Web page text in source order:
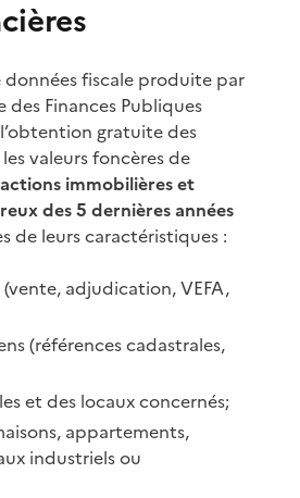
données fiscale produite par
Finances Publiques
gratuite des
valeurs foncères de
immobilières et
des 5 dernières années
de leurs caractéristiques :
adjudication, VEFA,
(références cadastrales,
et des locaux concernés;
appartements,
industriels ou